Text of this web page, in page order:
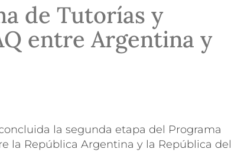
de Tutorías y
entre Argentina y
la segunda etapa del Programa
la República Argentina y la República del